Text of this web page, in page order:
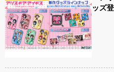
ッズ